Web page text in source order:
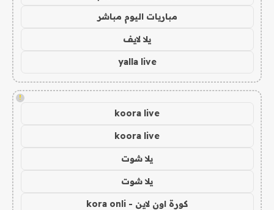
مباريات اليوم مباشر
يلا لايف
yalla live
!
koora live
koora live
يلا شوت
يلا شوت
كورة اون لاين - kora onli